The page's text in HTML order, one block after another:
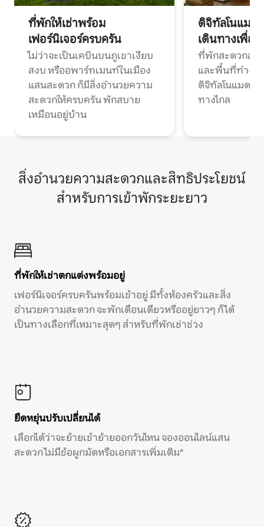
ที่พักให้เช่าพร้อม
เฟอร์นิเจอร์ครบครัน
ไม่ว่าจะเป็นเคบินบนภูเขาเงียบ
สงบ หรืออพาร์ทเมนท์ในเมือง
แสนสะดวก ก็มีสิ่งอำนวยความ
สะดวกให้ครบครัน พักสบาย
เหมือนอยู่บ้าน
ดิจิทัลโนแมด
เดินทางเพื่อ
ที่พักสะดวกสบ
และพื้นที่ทำงา
ดิจิทัลโนแมดแ
ทางไกล
สิ่งอำนวยความสะดวกและสิทธิประโยชน์
สำหรับการเข้าพักระยะยาว
ที่พักให้เช่าตกแต่งพร้อมอยู่
เฟอร์นิเจอร์ครบครันพร้อมเข้าอยู่ มีทั้งห้องครัวและสิ่ง
อำนวยความสะดวก จะพักเดือนเดียวหรืออยู่ยาวๆ ก็ได้
เป็นทางเลือกที่เหมาะสุดๆ สำหรับที่พักเช่าช่วง
ยืดหยุ่นปรับเปลี่ยนได้
เลือกได้ว่าจะย้ายเข้าย้ายออกวันไหน จองออนไลน์แสน
สะดวก ไม่มีข้อผูกมัดหรือเอกสารเพิ่มเติม*